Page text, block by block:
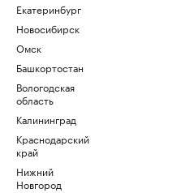
Екатеринбург
Новосибирск
Омск
Башкортостан
Вологодская
область
Калининград
Краснодарский
край
Нижний
Новгород